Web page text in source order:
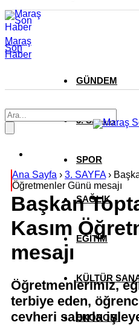
Maraş
Son
Haber
GÜNDEM
3. SAYFA
SPOR
SAĞLIK
EĞİTİM
KÜLTÜR
EKONOMİ
Ana Sayfa › 3. SAYFA›
Öğretmenler Günü mesajı
Başkan
Kasım
mesajı
Öğretmenlerimiz,
terbiye eden,
cevheri sabırla